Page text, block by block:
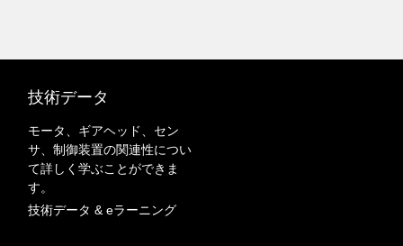
技術データ
モータ、ギアヘッド、セン
サ、制御装置の関連性につい
て詳しく学ぶことができま
す。
技術データ & eラーニング